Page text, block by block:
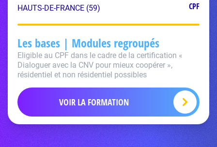
HAUTS-DE-FRANCE (59) CPF
Les bases | Modules regroupés
Eligible au CPF dans le cadre de la certification «
Dialoguer avec la CNV pour mieux coopérer »,
résidentiel et non résidentiel possibles
VOIR LA FORMATION